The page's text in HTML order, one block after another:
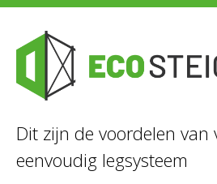
Dit zijn de voordelen van
eenvoudig legsysteem